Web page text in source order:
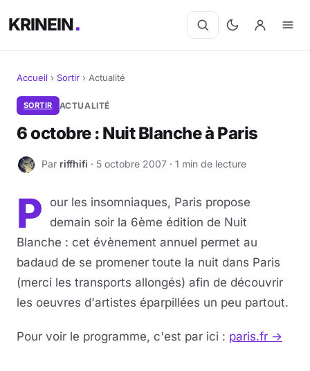
KRINEIN
Cinéma
Séries
Manga
BD
Livres
Jeux vidéo
Jeux de société
Musique
Accueil › Sortir › Actualité
SORTIR ACTUALITÉ
6 octobre : Nuit Blanche à Paris
R Par riffhifi · 5 octobre 2007 · 1 min de lecture
P
our les insomniaques, Paris propose
demain soir la 6ème édition de Nuit
Blanche : cet évènement annuel permet au
badaud de se promener toute la nuit dans Paris
(merci les transports allongés) afin de découvrir
les oeuvres d'artistes éparpillées un peu partout.
Pour voir le programme, c'est par ici : paris.fr →